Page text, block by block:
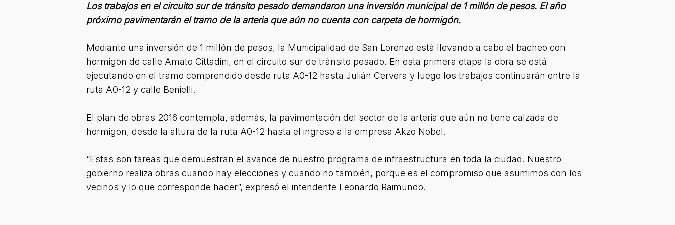
Los trabajos en el circuito sur de tránsito pesado demandaron una inversión municipal de 1 millón de pesos. El año
próximo pavimentarán el tramo de la arteria que aún no cuenta con carpeta de hormigón.
Mediante una inversión de 1 millón de pesos, la Municipalidad de San Lorenzo está llevando a cabo el bacheo con
hormigón de calle Amato Cittadini, en el circuito sur de tránsito pesado. En esta primera etapa la obra se está
ejecutando en el tramo comprendido desde ruta A0-12 hasta Julián Cervera y luego los trabajos continuarán entre la
ruta A0-12 y calle Benielli.
El plan de obras 2016 contempla, además, la pavimentación del sector de la arteria que aún no tiene calzada de
hormigón, desde la altura de la ruta A0-12 hasta el ingreso a la empresa Akzo Nobel.
“Estas son tareas que demuestran el avance de nuestro programa de infraestructura en toda la ciudad. Nuestro
gobierno realiza obras cuando hay elecciones y cuando no también, porque es el compromiso que asumimos con los
vecinos y lo que corresponde hacer”, expresó el intendente Leonardo Raimundo.